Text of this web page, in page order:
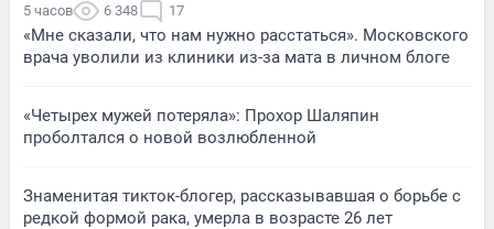
5 часов 6 348 17
«Мне сказали, что нам нужно расстаться». Московского
врача уволили из клиники из-за мата в личном блоге
«Четырех мужей потеряла»: Прохор Шаляпин
проболтался о новой возлюбленной
Знаменитая тикток-блогер, рассказывавшая о борьбе с
редкой формой рака, умерла в возрасте 26 лет